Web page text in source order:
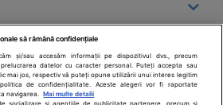
să rămână confidențiale
și/sau accesăm informații pe dispozitivul dvs., precum
datelor cu caracter personal. Puteți accepta sau
mai jos, respectiv vă puteți opune utilizării unui interes legitim
de confidențialitate. Aceste alegeri vor fi raportate
navigarea.
Mai multe detalii
socializare si agentiile de publicitate partenere, precum si